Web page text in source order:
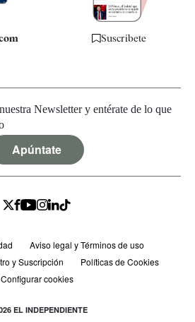
Suscríbete
Newsletter y entérate de lo que
Apúntate
Aviso legal y Términos de uso
y Suscripción
Políticas de Cookies
Configurar cookies
EL INDEPENDIENTE